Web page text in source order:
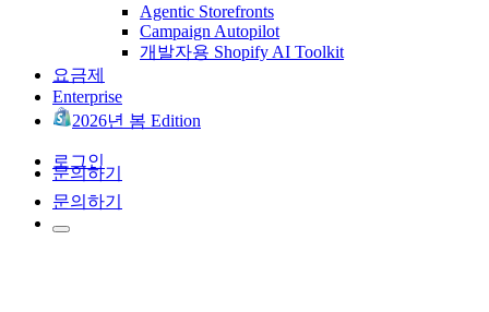
Agentic Storefronts
Campaign Autopilot
개발자용 Shopify AI Toolkit
요금제
Enterprise
2026년 봄 Edition
로그인
문의하기
문의하기